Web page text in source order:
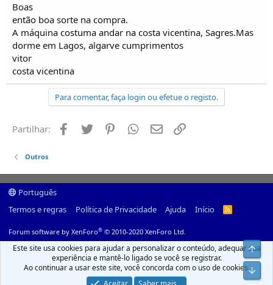
Boas
então boa sorte na compra.
A máquina costuma andar na costa vicentina, Sagres.Mas
dorme em Lagos, algarve cumprimentos
vitor
costa vicentina
Para comentar, faça login ou efetue o registo.
Partilhar: Facebook
Twitter PinterestWhatsapp
Email
Outros
Português
Termos e regras
Política de Privacidade Ajuda Início
R
Forum software by XenForo® © 2010-2020 XenForo Ltd.
Este site usa cookies para ajudar a personalizar o conteúdo, adequar sua
experiência e mantê-lo ligado se você se registrar.
Ao continuar a usar este site, você concorda com o uso de cookies.
Top